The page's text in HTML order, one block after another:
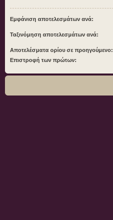
Εμφάνιση αποτελεσμάτων ανά:
Ταξινόμηση αποτελεσμάτων ανά:
Αποτελέσματα ορίου σε προηγούμενο:
Επιστροφή των πρώτων: